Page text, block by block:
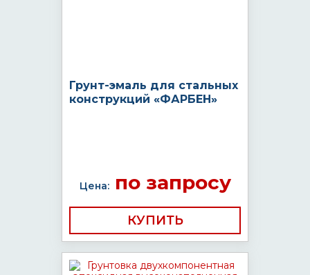
Грунт-эмаль для стальных
конструкций «ФАРБЕН»
Цена:по запросу
КУПИТЬ